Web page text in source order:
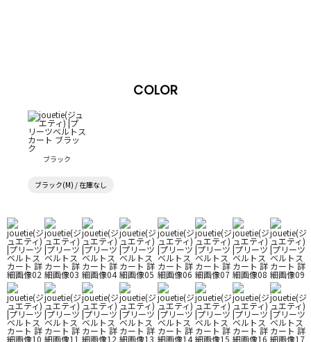
COLOR
ブラック
ブラック(M) / 在庫なし